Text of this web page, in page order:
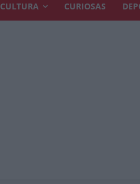
CULTURA CURIOSAS